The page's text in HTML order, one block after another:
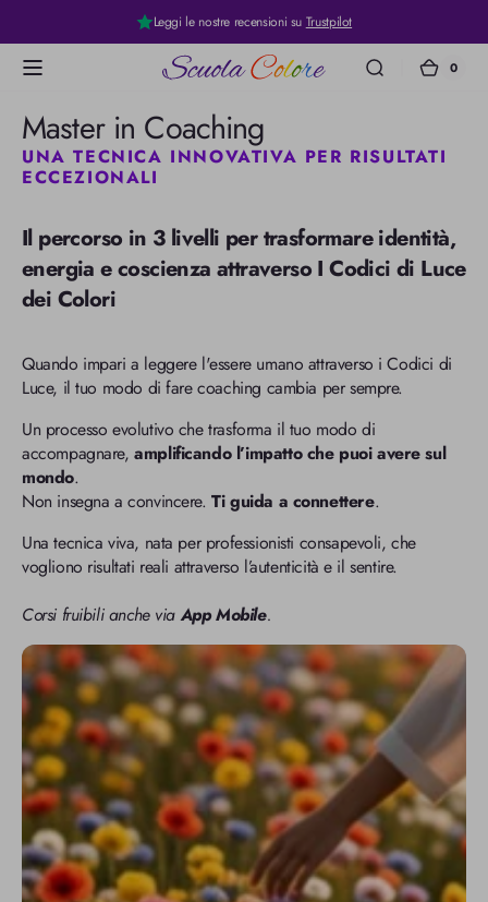
Leggi le nostre recensioni su Trustpilot
Scuola
0
0
Collezione:
Master in Coaching
UNA TECNICA INNOVATIVA PER RISULTATI
ECCEZIONALI
Il percorso in 3 livelli per trasformare identità,
energia e coscienza attraverso I Codici di Luce
dei Colori
Quando impari a leggere l'essere umano attraverso i Codici di
Luce, il tuo modo di fare coaching cambia per sempre.
Un processo evolutivo che trasforma il tuo modo di
accompagnare,amplificando l’impatto che puoi avere sul
mondo.
Non insegna a convincere.Ti guida a connettere.
Una tecnica viva, nata per professionisti consapevoli, che
vogliono risultati reali attraverso l’autenticità e il sentire.
Corsi fruibili anche viaApp Mobile.